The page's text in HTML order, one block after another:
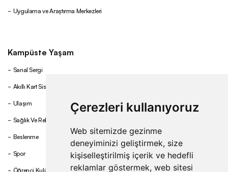
Çerezleri kullanıyoruz
Web sitemizde gezinme
deneyiminizi geliştirmek, size
kişiselleştirilmiş içerik ve hedefli
reklamlar göstermek, web sitesi
Uygulama ve Araştırma Merkezleri
Kampüste Yaşam
Sanal Sergi
Akıllı Kart Sistemi
Ulaşım
Sağlık Ve Rehberlik
Beslenme
Spor
Öğrenci Kulüpleri